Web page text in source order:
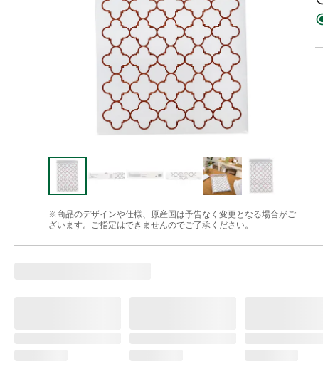
※商品のデザインや仕様、原産国は予告なく変更となる場合がご
ざいます。ご指定はできませんのでご了承ください。